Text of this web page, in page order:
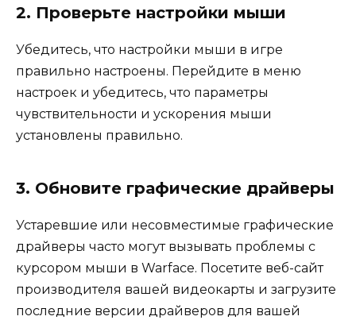
2. Проверьте настройки мыши
Убедитесь, что настройки мыши в игре
правильно настроены. Перейдите в меню
настроек и убедитесь, что параметры
чувствительности и ускорения мыши
установлены правильно.
3. Обновите графические драйверы
Устаревшие или несовместимые графические
драйверы часто могут вызывать проблемы с
курсором мыши в Warface. Посетите веб-сайт
производителя вашей видеокарты и загрузите
последние версии драйверов для вашей